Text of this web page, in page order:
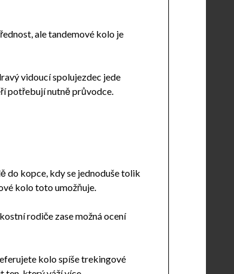
ale tandemové kolo je
vidoucí spolujezdec jede
potřebují nutně průvodce.
do kopce, kdy se jednoduše tolik
kolo toto umožňuje.
rodiče zase možná ocení
kolo spíše trekingové